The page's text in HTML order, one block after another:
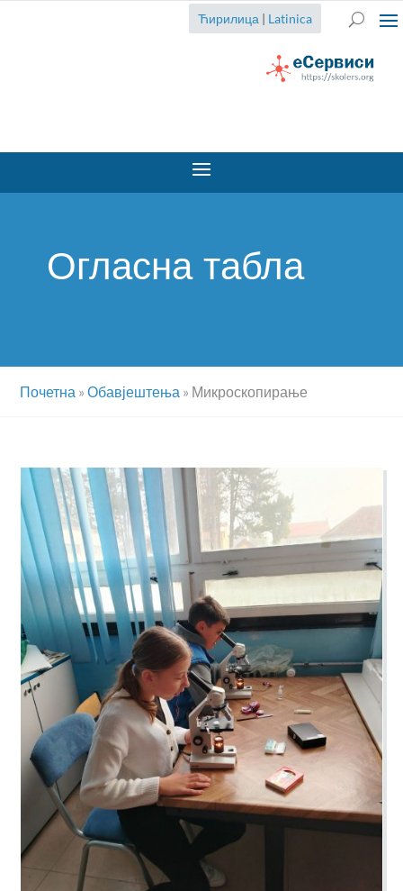
Ћирилица | Latinica
Огласна табла
Почетна »Обавјештења » Микроскопирање